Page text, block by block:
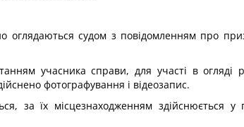
оглядаються судом з повідомленням про
учасника справи, для участі в
фотографування і відеозапис.
за їх місцезнаходженням здійснюється